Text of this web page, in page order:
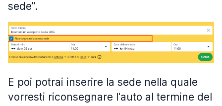
sede”.
E poi potrai inserire la sede nella quale
vorresti riconsegnare l'auto al termine del